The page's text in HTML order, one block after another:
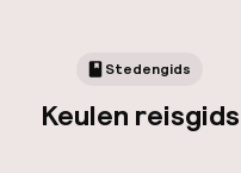
Stedengids
Keulen reisgids